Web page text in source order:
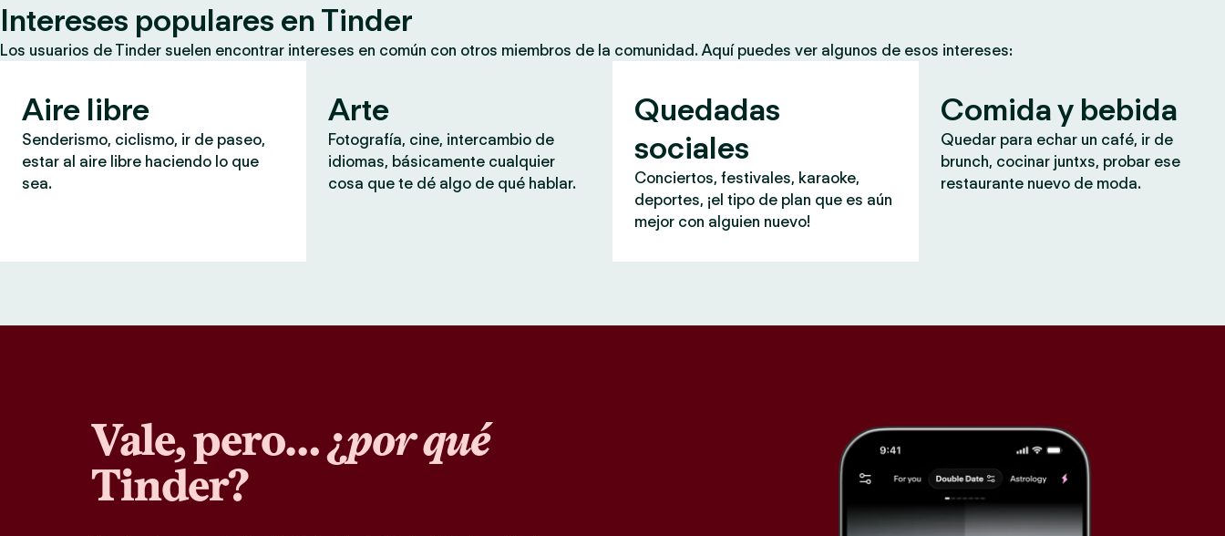
Intereses populares en Tinder
Los usuarios de Tinder suelen encontrar intereses en común con otros miembros de la comunidad. Aquí puedes ver algunos de esos intereses:
Aire libre
Senderismo, ciclismo, ir de paseo,
estar al aire libre haciendo lo que
sea.
Arte
Fotografía, cine, intercambio de
idiomas, básicamente cualquier
cosa que te dé algo de qué hablar.
Quedadas
sociales
Conciertos, festivales, karaoke,
deportes, ¡el tipo de plan que es aún
mejor con alguien nuevo!
Comida y bebida
Quedar para echar un café, ir de
brunch, cocinar juntxs, probar ese
restaurante nuevo de moda.
Vale, pero… ¿por qué
Tinder?